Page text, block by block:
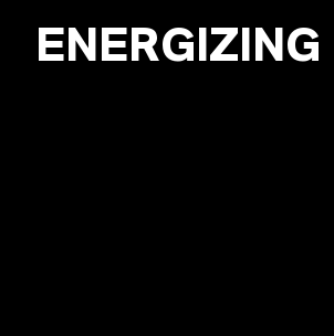
ENERGIZING